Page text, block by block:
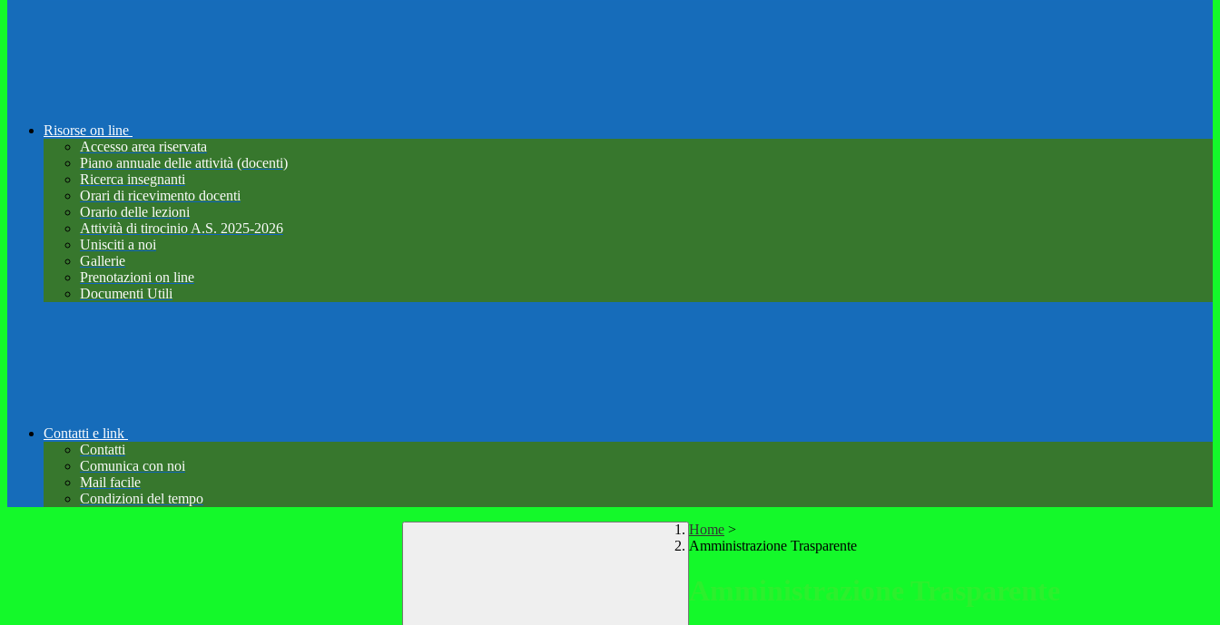
Risorse on line
Accesso area riservata
Piano annuale delle attività (docenti)
Ricerca insegnanti
Orari di ricevimento docenti
Orario delle lezioni
Attività di tirocinio A.S. 2025-2026
Unisciti a noi
Gallerie
Prenotazioni on line
Documenti Utili
Contatti e link
Contatti
Comunica con noi
Mail facile
Condizioni del tempo
Home >
Amministrazione Trasparente
Amministrazione Trasparente